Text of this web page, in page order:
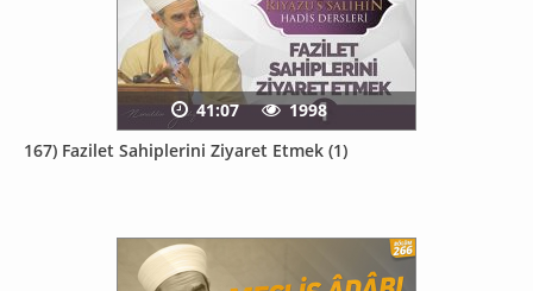
167) Fazilet Sahiplerini Ziyaret Etmek (1)
41:07 1998